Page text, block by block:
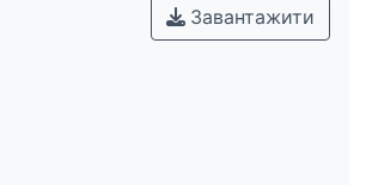
Завантажити